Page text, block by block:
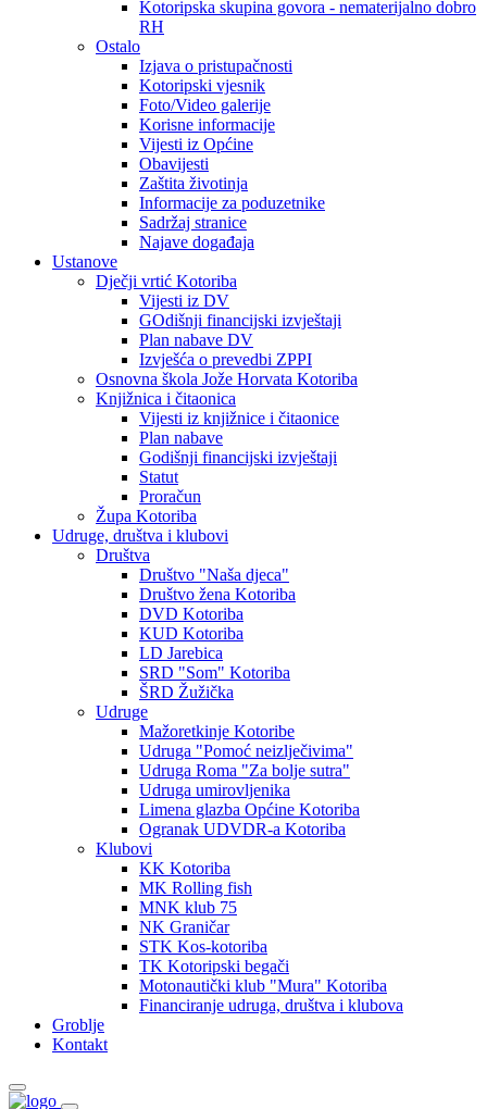
Kotoripska skupina govora - nematerijalno dobro
RH
Ostalo
Izjava o pristupačnosti
Kotoripski vjesnik
Foto/Video galerije
Korisne informacije
Vijesti iz Općine
Obavijesti
Zaštita životinja
Informacije za poduzetnike
Sadržaj stranice
Najave događaja
Ustanove
Dječji vrtić Kotoriba
Vijesti iz DV
GOdišnji financijski izvještaji
Plan nabave DV
Izvješća o prevedbi ZPPI
Osnovna škola Jože Horvata Kotoriba
Knjižnica i čitaonica
Vijesti iz knjižnice i čitaonice
Plan nabave
Godišnji financijski izvještaji
Statut
Proračun
Župa Kotoriba
Udruge, društva i klubovi
Društva
Društvo "Naša djeca"
Društvo žena Kotoriba
DVD Kotoriba
KUD Kotoriba
LD Jarebica
SRD "Som" Kotoriba
ŠRD Žužička
Udruge
Mažoretkinje Kotoribe
Udruga "Pomoć neizlječivima"
Udruga Roma "Za bolje sutra"
Udruga umirovljenika
Limena glazba Općine Kotoriba
Ogranak UDVDR-a Kotoriba
Klubovi
KK Kotoriba
MK Rolling fish
MNK klub 75
NK Graničar
STK Kos-kotoriba
TK Kotoripski begači
Motonautički klub "Mura" Kotoriba
Financiranje udruga, društva i klubova
Groblje
Kontakt